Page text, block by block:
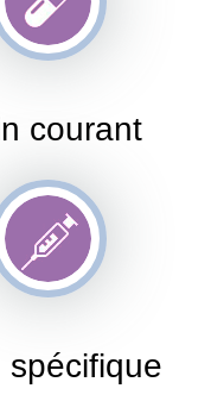
courant
spécifique